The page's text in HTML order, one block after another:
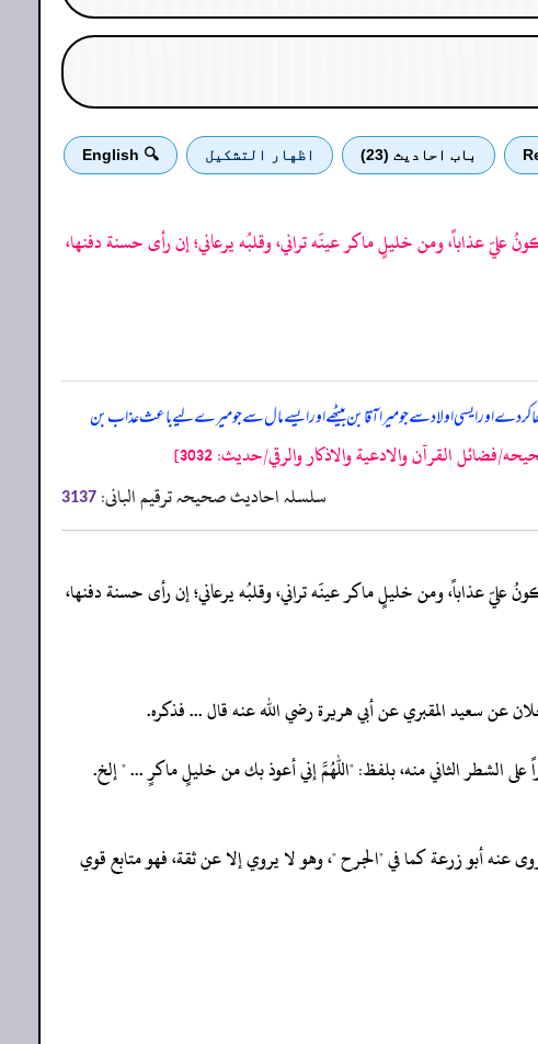
باب احادیث (23) اظهار التشكيل 🔍 English
عذاباً، ومن خليلٍ ماكر عينَه تراني، وقلبُه يرعاني؛ إن رأى حسنة دفنها،
دے اور ایسی اولاد سے جو میرا آقا بن بیٹھے اور ایسے مال سے جو میرے لیے باعث عذاب بن
القرآن والادعية والاذكار والرقي/حدیث: 3032]
سلسلہ احادیث صحیحہ ترقیم البانی: 3137
عذاباً، ومن خليلٍ ماكر عينَه تراني، وقلبُه يرعاني؛ إن رأى حسنة دفنها،
وعنه الحسن بن سفيان وغيره، وقد روى عنه أبو زرعة كما في "الجرح "، وهو لا يروي إلا عن ثقة، فهو متابع قوي